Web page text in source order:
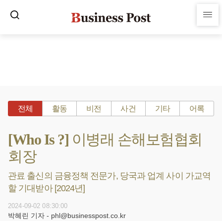
전체 활동 비전 사건 기타 어록
[Who Is ?] 이병래 손해보험협회
회장
관료 출신의 금융정책 전문가, 당국과 업계 사이 가교역
할 기대받아 [2024년]
2024-09-02 08:30:00
박혜린 기자 - phl@businesspost.co.kr